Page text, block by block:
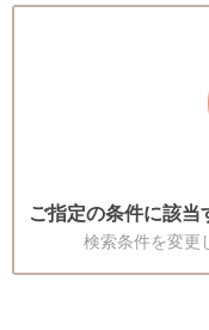
ご指定の条件に該当
検索条件を変更